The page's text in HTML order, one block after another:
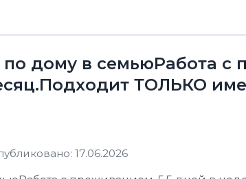
дому в семьюРабота с
ТОЛЬКО
17.06.2026